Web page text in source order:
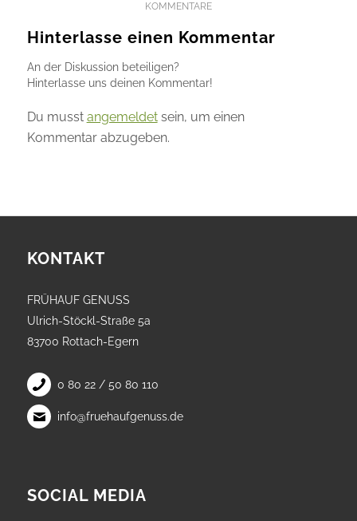
KOMMENTARE
Hinterlasse einen Kommentar
An der Diskussion beteiligen?
Hinterlasse uns deinen Kommentar!
Du musst angemeldetsein, um einen
Kommentar abzugeben.
KONTAKT
FRÜHAUF GENUSS
Ulrich-Stöckl-Straße 5a
83700 Rottach-Egern
0 80 22 / 50 80 110
info@fruehaufgenuss.de
SOCIAL MEDIA